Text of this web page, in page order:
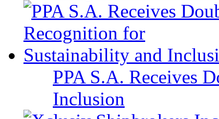
PPA S.A. Receives
Inclusion